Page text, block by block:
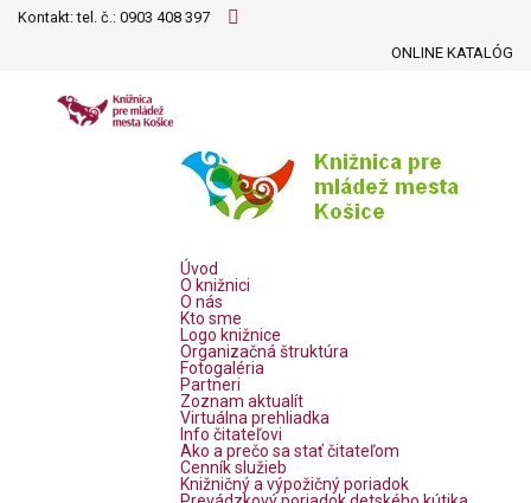
Kontakt: tel. č.: 0903 408 397
ONLINE KATALÓG
Úvod
O knižnici
O nás
Kto sme
Logo knižnice
Organizačná štruktúra
Fotogaléria
Partneri
Zoznam aktualít
Virtuálna prehliadka
Info čitateľovi
Ako a prečo sa stať čitateľom
Cenník služieb
Knižničný a výpožičný poriadok